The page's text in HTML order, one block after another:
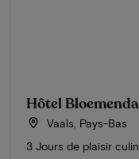
Hôtel
Vaals, Pays-Bas
3 Jours de plaisir